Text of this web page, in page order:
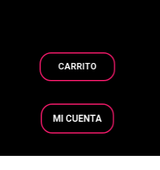
CARRITO
MI CUENTA